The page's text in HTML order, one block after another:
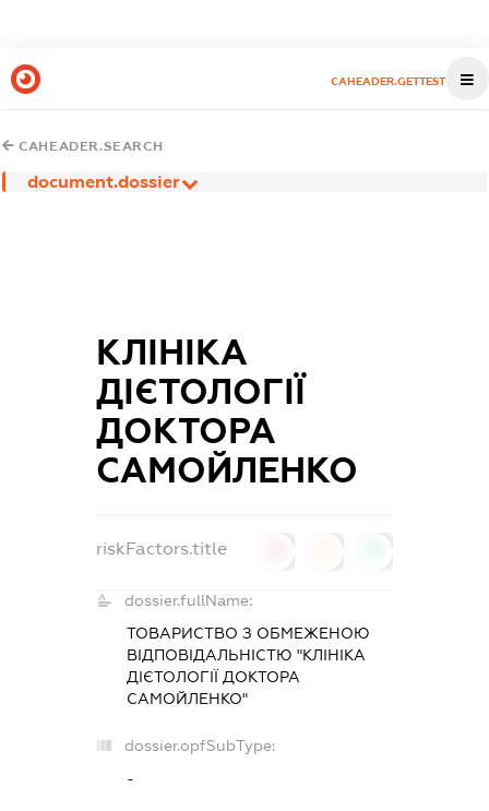
CAHEADER.GETTEST
CAHEADER.SEARCH
document.dossier
КЛІНІКА
ДІЄТОЛОГІЇ
ДОКТОРА
САМОЙЛЕНКО
riskFactors.title
dossier.fullName:
ТОВАРИСТВО З ОБМЕЖЕНОЮ
ВІДПОВІДАЛЬНІСТЮ "КЛІНІКА
ДІЄТОЛОГІЇ ДОКТОРА
САМОЙЛЕНКО"
dossier.opfSubType:
-